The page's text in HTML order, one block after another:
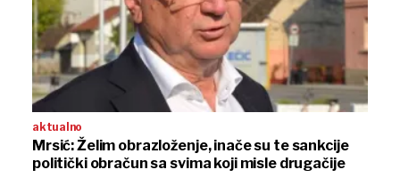
aktualno
Mrsić: Želim obrazloženje, inače su te sankcije
politički obračun sa svima koji misle drugačije